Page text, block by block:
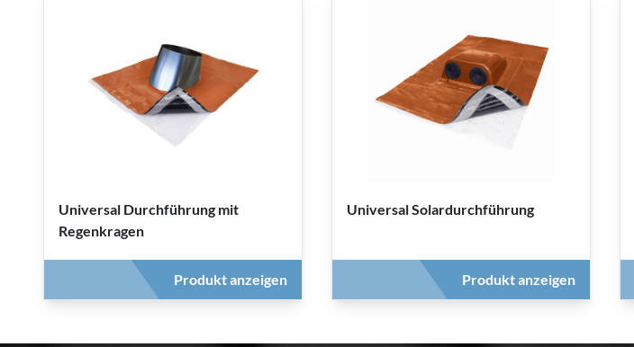
Universal Durchführung mit
Regenkragen
Produkt anzeigen
Universal Solardurchführung
Produkt anzeigen